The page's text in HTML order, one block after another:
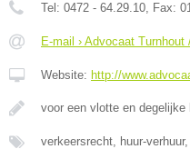
Tel: 0472 - 64.29.10, Fax:
E-mail › Advocaat
Website: http://
voor een vlotte en
verkeersrecht, huur-